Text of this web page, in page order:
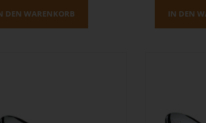
DEN WARENKORB IN DEN